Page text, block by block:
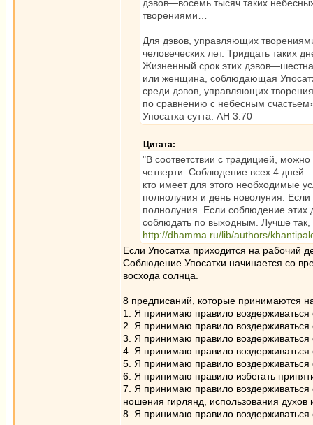
дэвов—восемь тысяч таких
творениями…
Для дэвов, управляющих
человеческих лет. Тридцать таких
Жизненный срок этих
или женщина, соблюдающая
среди дэвов, управляющих
по сравнению с небесным
Упосатха сутта: АН 3.70
Цитата:
"В соответствии с традицией,
четверти. Соблюдение всех 4 дней
кто имеет для этого необходимые
полнолуния и день новолуния.
полнолуния. Если соблюдение
соблюдать по выходным. Лучше
http://dhamma.ru/lib/authors/
Если Упосатха приходится на рабочий
Соблюдение Упосатхи начинается со
восхода солнца.
8 предписаний, которые принимаются
1. Я принимаю правило
2. Я принимаю правило воздерживаться
3. Я принимаю правило воздерживаться
4. Я принимаю правило воздерживаться
5. Я принимаю правило
6. Я принимаю правило избегать
7. Я принимаю правило
ношения гирлянд, использования
8. Я принимаю правило воздерживаться